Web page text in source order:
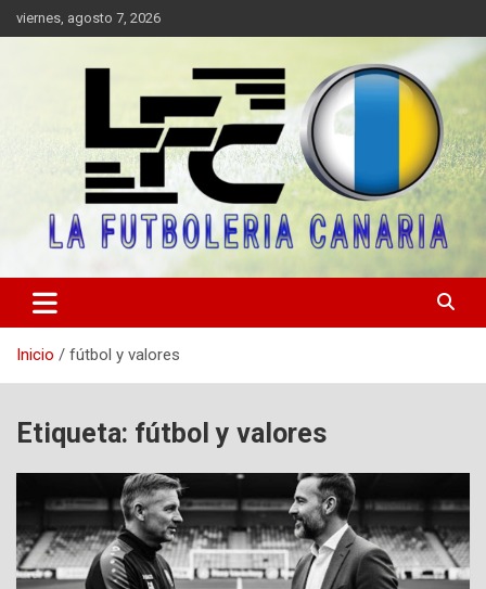
Saltar
al
viernes, agosto 7, 2026
LA FUTBOLERIA CANARIA
play.
Inicio fútbol y valores
Etiqueta: fútbol y valores